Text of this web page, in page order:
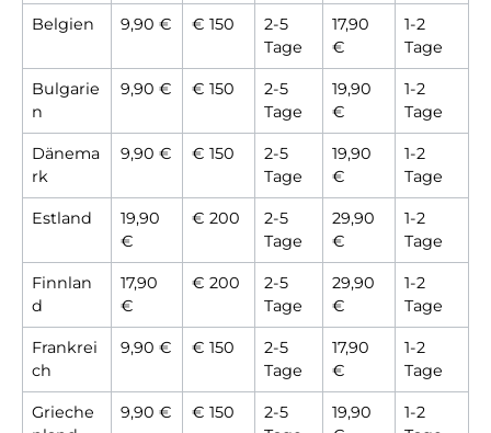
Belgien 9,90 € € 150
2-5
Tage
17,90
€
1-2
Tage
Bulgarie
n
9,90 € € 150
2-5
Tage
19,90
€
1-2
Tage
Dänema
rk
9,90 € € 150
2-5
Tage
19,90
€
1-2
Tage
Estland
19,90
€
€ 200
2-5
Tage
29,90
€
1-2
Tage
Finnlan
d
17,90
€
€ 200
2-5
Tage
29,90
€
1-2
Tage
Frankrei
ch
9,90 € € 150
2-5
Tage
17,90
€
1-2
Tage
Grieche
9,90 € € 150
2-5
19,90
1-2